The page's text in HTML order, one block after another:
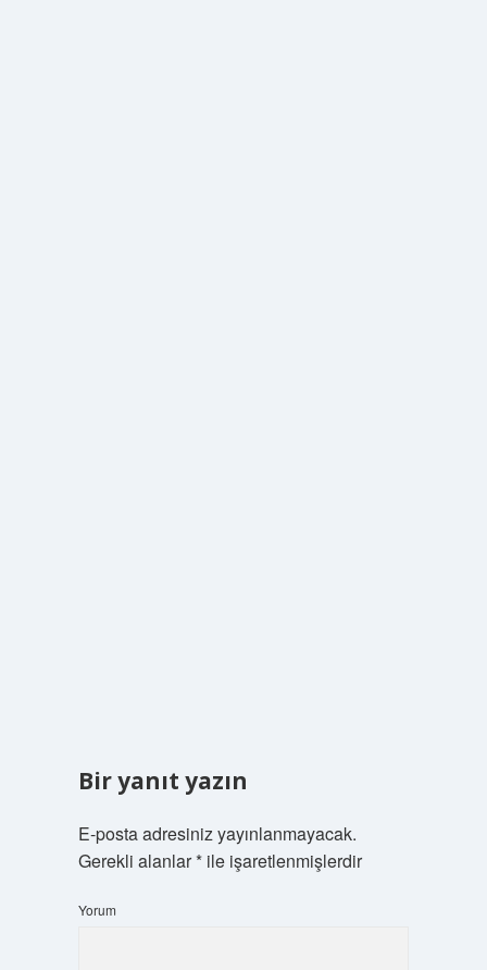
Bir yanıt yazın
E-posta adresiniz yayınlanmayacak.
Gerekli alanlar*ile işaretlenmişlerdir
Yorum